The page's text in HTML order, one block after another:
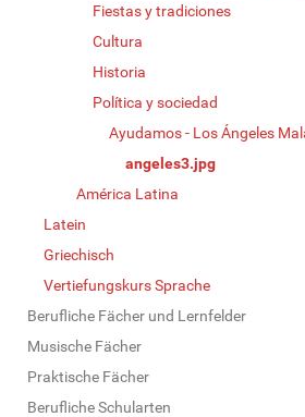
Fiestas y tradiciones
Cultura
Historia
Política y sociedad
Ayudamos - Los Ángeles
angeles3.jpg
América Latina
Latein
Griechisch
Vertiefungskurs Sprache
Berufliche Fächer und Lernfelder
Musische Fächer
Praktische Fächer
Berufliche Schularten